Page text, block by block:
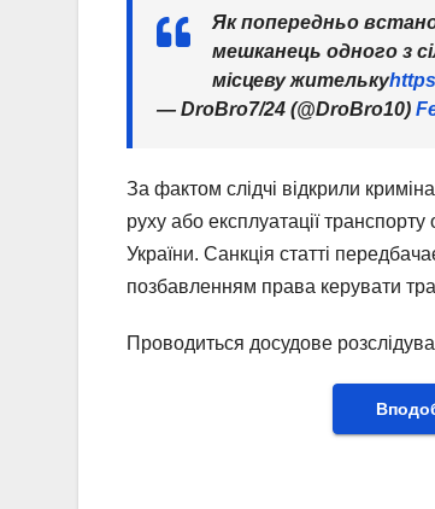
Як попередньо
мешканець одного з
місцеву жительку
— DroBro7/24 (@DroBro10)
За фактом слідчі відкрили
руху або експлуатації
України. Санкція статті
позбавленням права керувати
Проводиться досудове